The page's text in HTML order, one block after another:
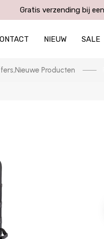
Gratis verzending bij
NIEUW SALE
,Nieuwe Producten